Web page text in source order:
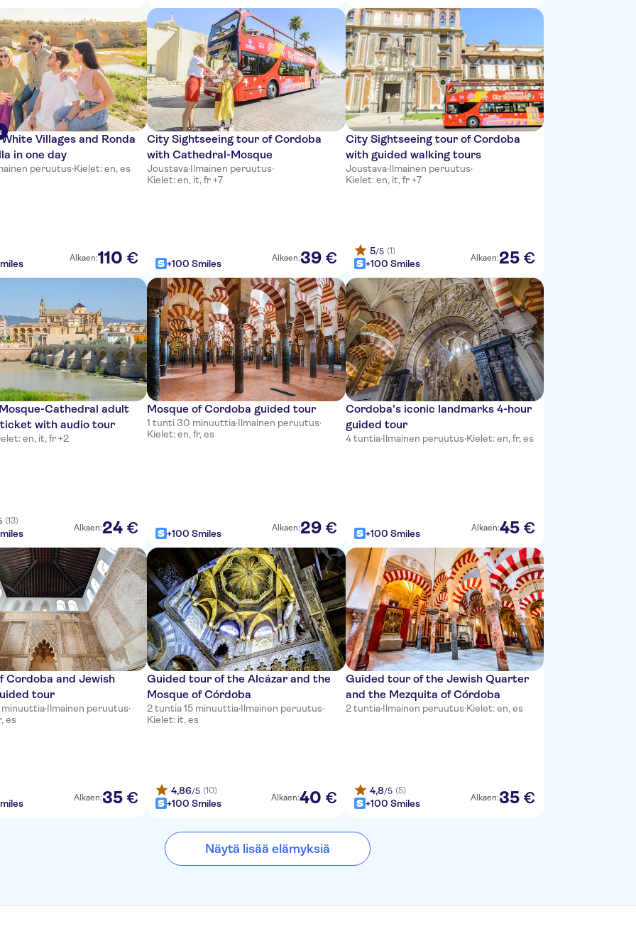
Villages and Ronda
in one day
peruutus·Kielet: en, es
Alkaen:110 €
City Sightseeing tour of Cordoba
with Cathedral-Mosque
Joustava·Ilmainen peruutus·
Kielet: en, it, fr +7
+100 Smiles Alkaen:39 €
City Sightseeing tour of Cordoba
with guided walking tours
Joustava·Ilmainen peruutus·
Kielet: en, it, fr +7
5/5 (1)
+100 Smiles Alkaen:25 €
Cathedral adult
with audio tour
en, it, fr +2
(13)
Alkaen:24 €
Mosque of Cordoba guided tour
1 tunti 30 minuuttia·Ilmainen peruutus·
Kielet: en, fr, es
+100 Smiles Alkaen:29 €
Cordoba's iconic landmarks 4-hour
guided tour
4 tuntia·Ilmainen peruutus·Kielet: en, fr, es
+100 Smiles Alkaen:45 €
Cordoba and Jewish
tour
·Ilmainen peruutus·
es
Alkaen:35 €
Guided tour of the Alcázar and the
Mosque of Córdoba
2 tuntia 15 minuuttia·Ilmainen peruutus·
Kielet: it, es
4,86/5 (10)
+100 Smiles Alkaen:40 €
Guided tour of the Jewish Quarter
and the Mezquita of Córdoba
2 tuntia·Ilmainen peruutus·Kielet: en, es
4,8/5 (5)
+100 Smiles Alkaen:35 €
Näytä lisää elämyksiä